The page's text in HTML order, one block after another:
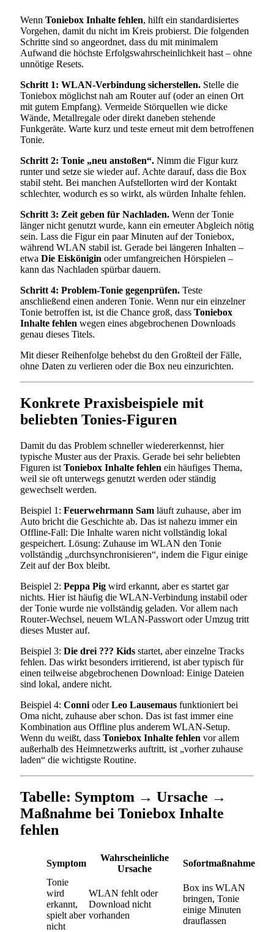
Wenn Toniebox Inhalte fehlen, hilft ein standardisiertes
Vorgehen, damit du nicht im Kreis probierst. Die folgenden
Schritte sind so angeordnet, dass du mit minimalem
Aufwand die höchste Erfolgswahrscheinlichkeit hast – ohne
unnötige Resets.
Schritt 1: WLAN-Verbindung sicherstellen. Stelle die
Toniebox möglichst nah am Router auf (oder an einen Ort
mit gutem Empfang). Vermeide Störquellen wie dicke
Wände, Metallregale oder direkt daneben stehende
Funkgeräte. Warte kurz und teste erneut mit dem betroffenen
Tonie.
Schritt 2: Tonie „neu anstoßen“. Nimm die Figur kurz
runter und setze sie wieder auf. Achte darauf, dass die Box
stabil steht. Bei manchen Aufstellorten wird der Kontakt
schlechter, wodurch es so wirkt, als würden Inhalte fehlen.
Schritt 3: Zeit geben für Nachladen. Wenn der Tonie
länger nicht genutzt wurde, kann ein erneuter Abgleich nötig
sein. Lass die Figur ein paar Minuten auf der Toniebox,
während WLAN stabil ist. Gerade bei längeren Inhalten –
etwa Die Eiskönigin oder umfangreichen Hörspielen –
kann das Nachladen spürbar dauern.
Schritt 4: Problem-Tonie gegenprüfen. Teste
anschließend einen anderen Tonie. Wenn nur ein einzelner
Tonie betroffen ist, ist die Chance groß, dass Toniebox
Inhalte fehlen wegen eines abgebrochenen Downloads
genau dieses Titels.
Mit dieser Reihenfolge behebst du den Großteil der Fälle,
ohne Daten zu verlieren oder die Box neu einzurichten.
Konkrete Praxisbeispiele mit
beliebten Tonies-Figuren
Damit du das Problem schneller wiedererkennst, hier
typische Muster aus der Praxis. Gerade bei sehr beliebten
Figuren ist Toniebox Inhalte fehlen ein häufiges Thema,
weil sie oft unterwegs genutzt werden oder ständig
gewechselt werden.
Beispiel 1: Feuerwehrmann Sam läuft zuhause, aber im
Auto bricht die Geschichte ab. Das ist nahezu immer ein
Offline-Fall: Die Inhalte waren nicht vollständig lokal
gespeichert. Lösung: Zuhause im WLAN den Tonie
vollständig „durchsynchronisieren“, indem die Figur einige
Zeit auf der Box bleibt.
Beispiel 2: Peppa Pig wird erkannt, aber es startet gar
nichts. Hier ist häufig die WLAN-Verbindung instabil oder
der Tonie wurde nie vollständig geladen. Vor allem nach
Router-Wechsel, neuem WLAN-Passwort oder Umzug tritt
dieses Muster auf.
Beispiel 3: Die drei ??? Kids startet, aber einzelne Tracks
fehlen. Das wirkt besonders irritierend, ist aber typisch für
einen teilweise abgebrochenen Download: Einige Dateien
sind lokal, andere nicht.
Beispiel 4: Conni oderLeo Lausemaus funktioniert bei
Oma nicht, zuhause aber schon. Das ist fast immer eine
Kombination aus Offline plus anderem WLAN-Setup.
Wenn du weißt, dass Toniebox Inhalte fehlen vor allem
außerhalb des Heimnetzwerks auftritt, ist „vorher zuhause
laden“ die wichtigste Routine.
Tabelle: Symptom → Ursache →
Maßnahme bei Toniebox Inhalte
fehlen
Symptom
Wahrscheinliche
Ursache
Sofortmaßnahme
Tonie
wird
erkannt,
spielt aber
nicht
WLAN fehlt oder
Download nicht
vorhanden
Box ins WLAN
bringen, Tonie
einige Minuten
drauflassen